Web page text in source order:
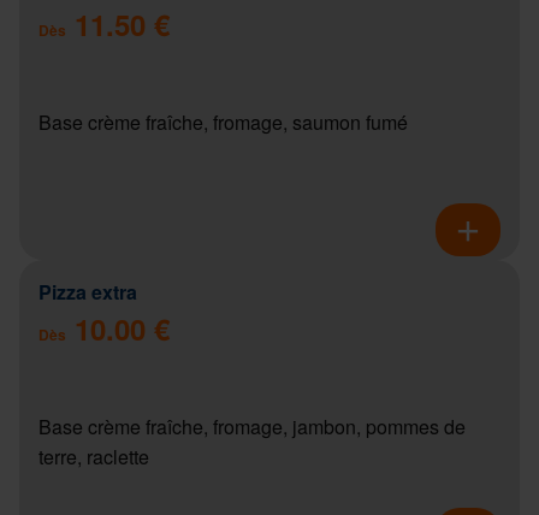
Dès 11.50 €
Base crème fraîche, fromage, saumon fumé
Pizza extra
Dès 10.00 €
Base crème fraîche, fromage, jambon, pommes de
terre, raclette